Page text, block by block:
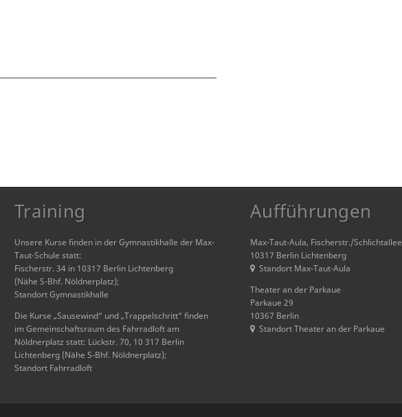
Training
Unsere Kurse finden in der Gymnastikhalle der Max-
Taut-Schule statt:
Fischerstr. 34 in 10317 Berlin Lichtenberg
(Nähe S-Bhf. Nöldnerplatz);
Standort Gymnastikhalle
Die Kurse „Sausewind“ und „Trappelschritt“ finden
im Gemeinschaftsraum des Fahrradloft am
Nöldnerplatz statt: Lückstr. 70, 10 317 Berlin
Lichtenberg (Nähe S-Bhf. Nöldnerplatz);
Standort Fahrradloft
Aufführungen
Max-Taut-Aula, Fischerstr./Schlichtallee
10317 Berlin Lichtenberg
Standort Max-Taut-Aula
Theater an der Parkaue
Parkaue 29
10367 Berlin
Standort Theater an der Parkaue